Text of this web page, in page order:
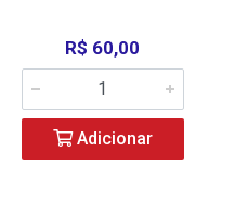
R$ 60,00
Adicionar